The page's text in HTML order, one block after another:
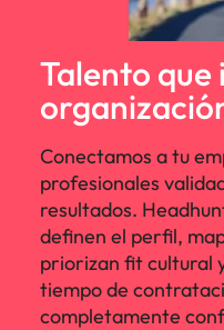
Talento que
Conectamos a tu
profesionales
resultados.
definen el perfil,
priorizan fit cultural
tiempo de
completamente